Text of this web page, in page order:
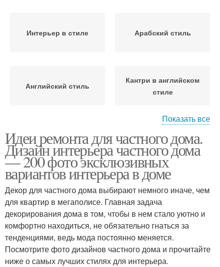
Интерьер в стиле Арабский стиль
Английский стиль
Кантри в английском
стиле
Кантри в стиле
стиле
Общий стиль
Кухни в английском
стиле
Кухня в американском
стиле
Кухня в стиле
Показать все
Идеи ремонта для частного дома.
Дизайн интерьера частного дома
— 200 фото эксклюзивных
вариантов интерьера в доме
Декор для частного дома выбирают немного иначе, чем
для квартир в мегаполисе. Главная задача
декорирования дома в том, чтобы в нем стало уютно и
комфортно находиться, не обязательно гнаться за
тенденциями, ведь мода постоянно меняется.
Посмотрите фото дизайнов частного дома и прочитайте
ниже о самых лучших стилях для интерьера.